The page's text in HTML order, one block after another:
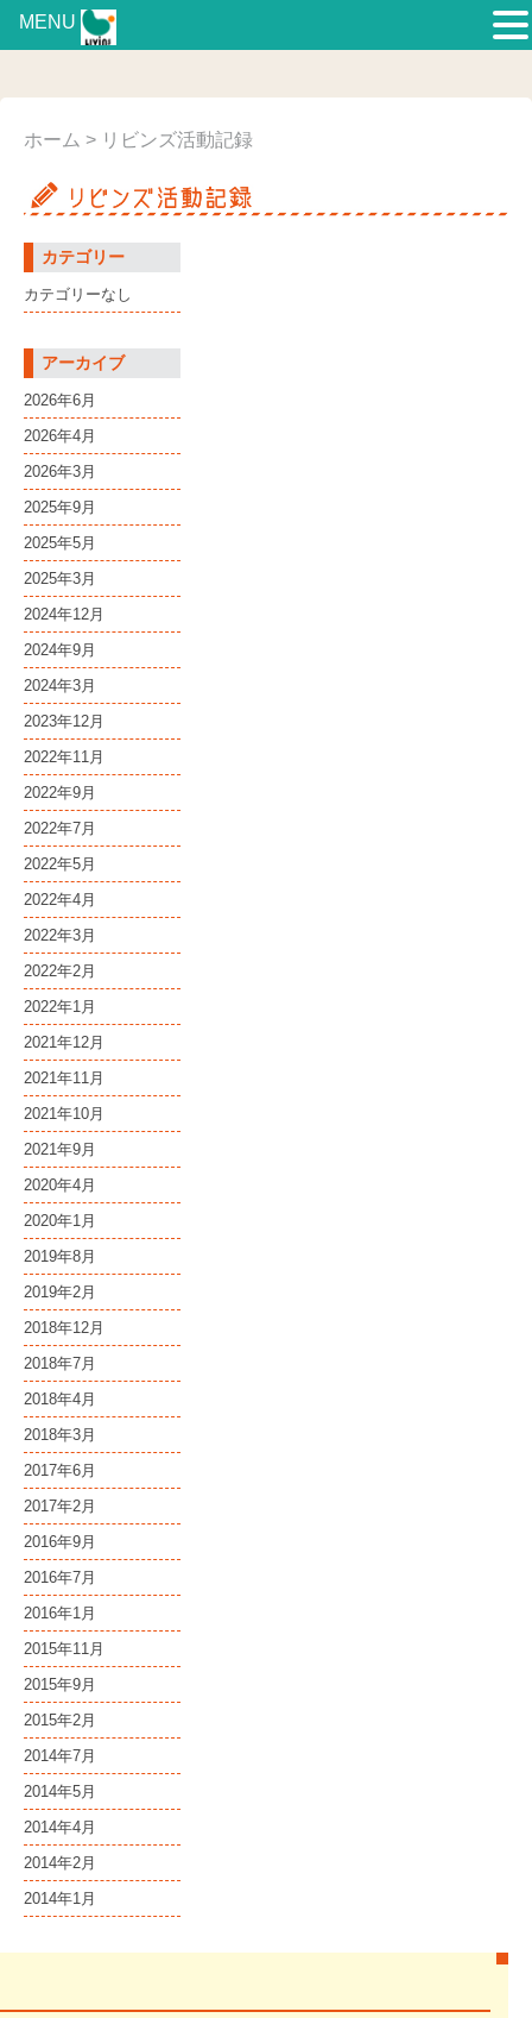
ホーム > リビンズ活動記録
カテゴリー
カテゴリーなし
アーカイブ
2026年6月
2026年4月
2026年3月
2025年9月
2025年5月
2025年3月
2024年12月
2024年9月
2024年3月
2023年12月
2022年11月
2022年9月
2022年7月
2022年5月
2022年4月
2022年3月
2022年2月
2022年1月
2021年12月
2021年11月
2021年10月
2021年9月
2020年4月
2020年1月
2019年8月
2019年2月
2018年12月
2018年7月
2018年4月
2018年3月
2017年6月
2017年2月
2016年9月
2016年7月
2016年1月
2015年11月
2015年9月
2015年2月
2014年7月
2014年5月
2014年4月
2014年2月
2014年1月
MENU